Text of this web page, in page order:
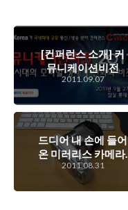
[컨퍼런스 소개] 커
뮤니케이션비전
2011 컨퍼런스 -
4G시대의 모바일
생태계 변화와 비즈
니스 전망
2011.09.07
드디어 내 손에 들어
온 미러리스 카메라.
Sony NEX-C3
2011.08.31